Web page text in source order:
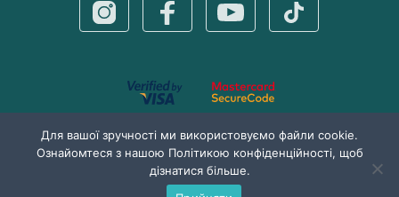
© 2026 Dermal cosmetics . Усі права захищені
Для вашої зручності ми використовуємо файли cookie.
Ознайомтеся з нашою Політикою конфіденційності, щоб
дізнатися більше.